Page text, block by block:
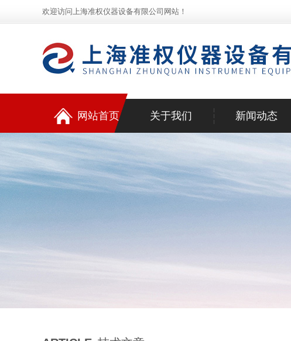
欢迎访问上海准权仪器设备有限公司网站！
网站首页 关于我们 新闻动态